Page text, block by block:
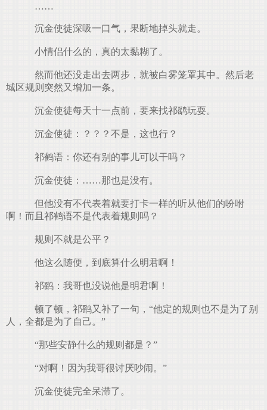
……
沉金使徒深吸一口气，果断地掉头就走。
小情侣什么的，真的太黏糊了。
然而他还没走出去两步，就被白雾笼罩其中。然后老
城区规则突然又增加一条。
沉金使徒每天十一点前，要来找祁鹞玩耍。
沉金使徒：？？？不是，这也行？
祁鹤语：你还有别的事儿可以干吗？
沉金使徒：……那也是没有。
但他没有不代表着就要打卡一样的听从他们的吩咐
啊！而且祁鹤语不是代表着规则吗？
规则不就是公平？
他这么随便，到底算什么明君啊！
祁鹞：我哥也没说他是明君啊！
顿了顿，祁鹞又补了一句，“他定的规则也不是为了别
人，全都是为了自己。”
“那些安静什么的规则都是？”
“对啊！因为我哥很讨厌吵闹。”
沉金使徒完全呆滞了。